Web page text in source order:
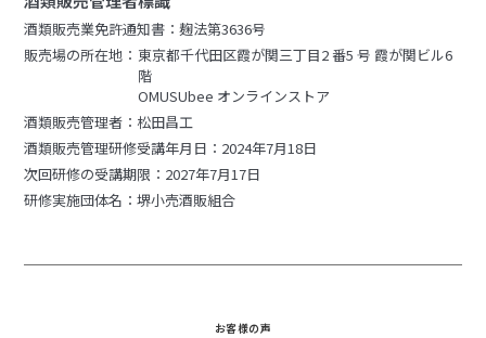
酒類販売業免許通知書：麹法第3636号
販売場の所在地： 東京都千代田区霞が関三丁目2 番5 号 霞が関ビル6
階
OMUSUbee オンラインストア
酒類販売管理者：松田昌工
酒類販売管理研修受講年月日：2024年7月18日
次回研修の受講期限：2027年7月17日
研修実施団体名：堺小売酒販組合
お客様の声